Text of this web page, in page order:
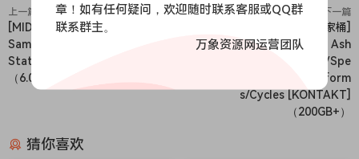
octaves) to take full advantage of all the harmonics that
can be generated by the velocity-sensitive (or fixed),
integrated wah effect. Each note has 20 seconds of
natural sustain, achieved with just the force of the sound
itself or by utilising an EBow or sustain pedal: the result
being a no-compromise, musical hold and natural tail at
guitar, with guitar/pickup decision appropriate to pitch of
上一篇
[MIDI 步进音序器和琶音器]
Sample Logic Animation
Station 2 v2.1.3088 [WiN]
（6.0MB）
下一篇
[不断更新：7套宝藏音源 全家桶]
Slate and Ash
STRINGS/RUINS/MIRRORS/Spe
ctres/Choreographs/Landform
s/Cycles [KONTAKT]
（200GB+）
猜你喜欢
章！如有任何疑问，欢迎随时联系客服或QQ群
联系群主。
万象资源网运营团队